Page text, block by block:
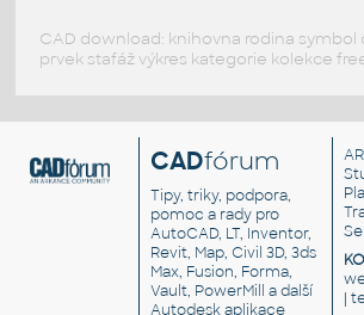
CAD download: knihovna rodina symbol
prvek stafáž výkres kategorie kolekce
CADfórum
Tipy, triky, podpora,
pomoc a rady pro
AutoCAD, LT, Inventor,
Revit, Map, Civil 3D, 3ds
Max, Fusion, Forma,
Vault, PowerMill a další
Autodesk aplikace
|